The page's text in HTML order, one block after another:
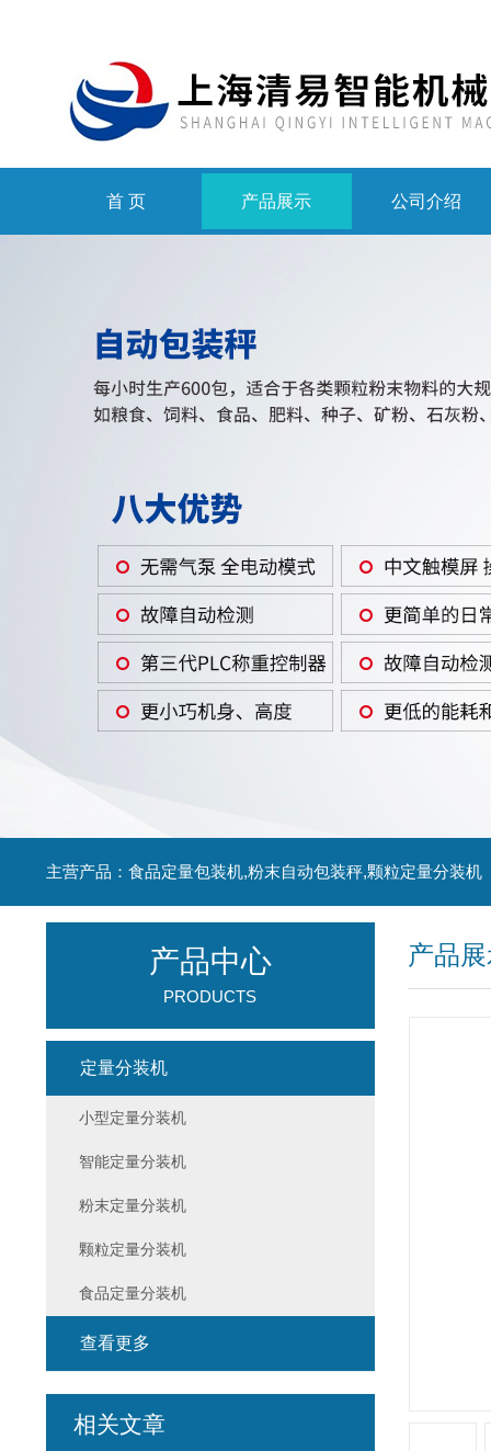
首 页 产品展示 公司介绍
主营产品：食品定量包装机,粉末自动包装秤,颗粒定量分装机
产品
产品中心
PRODUCTS
定量分装机
小型定量分装机
智能定量分装机
粉末定量分装机
颗粒定量分装机
食品定量分装机
查看更多
相关文章